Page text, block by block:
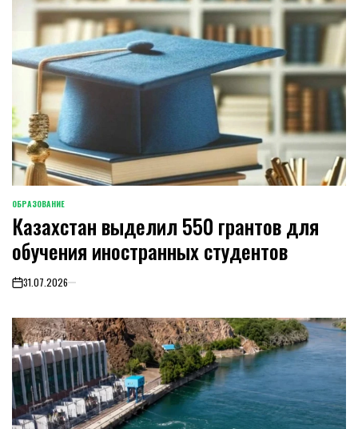
POSTED
IN
ОБРАЗОВАНИЕ
Казахстан выделил 550 грантов для
обучения иностранных студентов
on31.07.2026